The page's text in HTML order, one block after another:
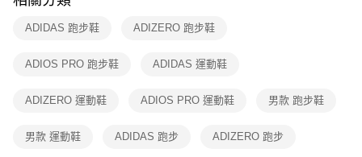
是否繳費成功／繳費後需取消欲退款等相關疑問，請聯繫「AFTEE先享後付
客戶支援中心」https://netprotections.freshdesk.com/support/home
１．透過由恩沛科技股份有限公司提供之「AFTEE先享後付」服務完成之交
權轉讓予恩沛科技股份有限公司。
３．未成年的使用者請事先徵得法定代理人或監護人之同意方可使用
ADIDAS 跑步鞋 ADIZERO 跑步鞋
ADIOS PRO 跑步鞋 ADIDAS 運動鞋
ADIZERO 運動鞋 ADIOS PRO 運動鞋 男款 跑步鞋
男款 運動鞋 ADIDAS 跑步 ADIZERO 跑步